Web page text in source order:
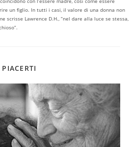
un figlio. In tutti i casi, il valore di una donna non
scrisse Lawrence D.H., “nel dare alla luce se stessa,